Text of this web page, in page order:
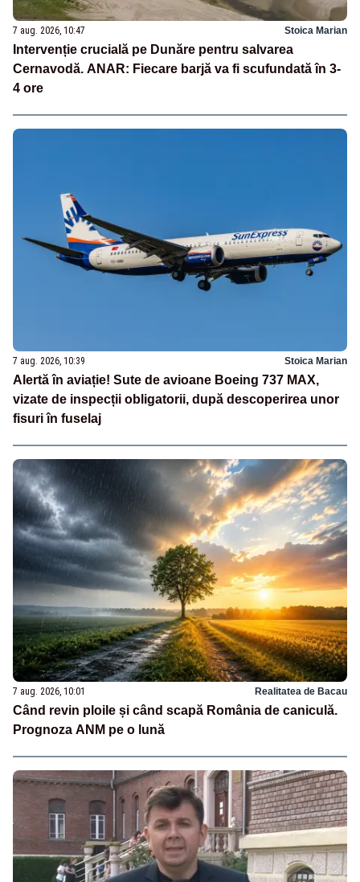
7 aug. 2026, 10:47 Stoica Marian
Intervenție crucială pe Dunăre pentru salvarea
Cernavodă. ANAR: Fiecare barjă va fi scufundată în 3-
4 ore
7 aug. 2026, 10:39 Stoica Marian
Alertă în aviație! Sute de avioane Boeing 737 MAX,
vizate de inspecții obligatorii, după descoperirea unor
fisuri în fuselaj
7 aug. 2026, 10:01 Realitatea de Bacau
Când revin ploile și când scapă România de caniculă.
Prognoza ANM pe o lună